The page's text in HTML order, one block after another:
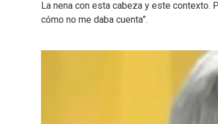
La nena con esta cabeza y este contexto.
cómo no me daba cuenta”.